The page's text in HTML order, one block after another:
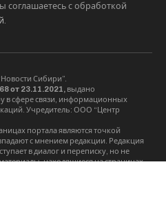
соглашаетесь с обработкой
Сибири”.
от 23.11.2021, выдано
в сфере связи, информационных
Учредитель: ООО “Центр
портала являются точкой
с мнением редакции. Редакция
в диалог и переписку, но не
находящиеся на страницах